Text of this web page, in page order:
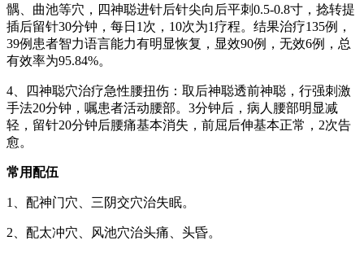
髃、曲池等穴，四神聪进针后针尖向后平刺0.5-0.8寸，捻转提
插后留针30分钟，每日1次，10次为1疗程。结果治疗135例，
39例患者智力语言能力有明显恢复，显效90例，无效6例，总
有效率为95.84%。
4、四神聪穴治疗急性腰扭伤：取后神聪透前神聪，行强刺激
手法20分钟，嘱患者活动腰部。3分钟后，病人腰部明显减
轻，留针20分钟后腰痛基本消失，前屈后伸基本正常，2次告
愈。
常用配伍
1、配神门穴、三阴交穴治失眠。
2、配太冲穴、风池穴治头痛、头昏。